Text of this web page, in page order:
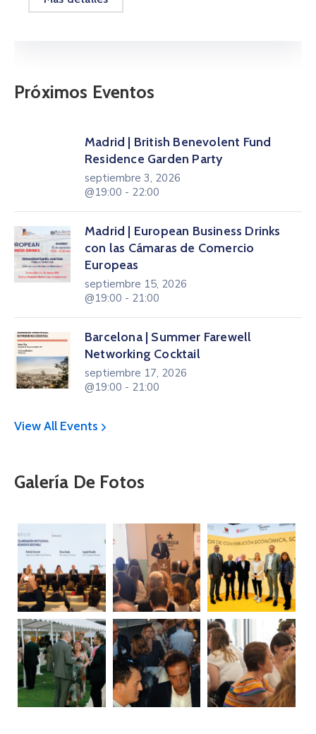
Próximos Eventos
Madrid | British Benevolent Fund
Residence Garden Party
septiembre 3, 2026
@19:00 - 22:00
Madrid | European Business Drinks
con las Cámaras de Comercio
Europeas
septiembre 15, 2026
@19:00 - 21:00
Barcelona | Summer Farewell
Networking Cocktail
septiembre 17, 2026
@19:00 - 21:00
View All Events
Galería De Fotos